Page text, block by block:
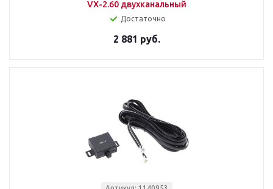
VX-2.60 двухканальный
Достаточно
2 881 руб.